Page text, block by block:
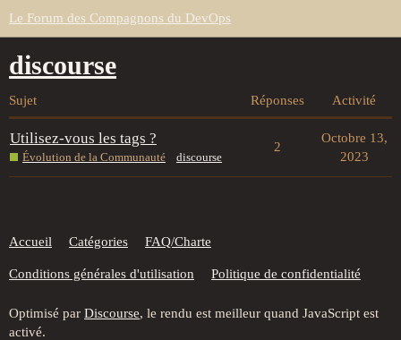
Le Forum des Compagnons du DevOps
discourse
Sujet Réponses Activité
Utilisez-vous les tags ?
Évolution de la Communauté discourse
2
Octobre 13,
2023
Accueil Catégories FAQ/Charte
Conditions générales d'utilisation Politique de confidentialité
Optimisé par Discourse, le rendu est meilleur quand JavaScript est
activé.